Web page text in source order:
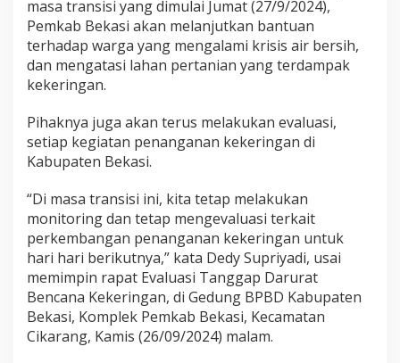
masa transisi yang dimulai Jumat (27/9/2024),
Pemkab Bekasi akan melanjutkan bantuan
terhadap warga yang mengalami krisis air bersih,
dan mengatasi lahan pertanian yang terdampak
kekeringan.
Pihaknya juga akan terus melakukan evaluasi,
setiap kegiatan penanganan kekeringan di
Kabupaten Bekasi.
“Di masa transisi ini, kita tetap melakukan
monitoring dan tetap mengevaluasi terkait
perkembangan penanganan kekeringan untuk
hari hari berikutnya,” kata Dedy Supriyadi, usai
memimpin rapat Evaluasi Tanggap Darurat
Bencana Kekeringan, di Gedung BPBD Kabupaten
Bekasi, Komplek Pemkab Bekasi, Kecamatan
Cikarang, Kamis (26/09/2024) malam.